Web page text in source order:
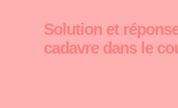
Solution et
cadavre dans le